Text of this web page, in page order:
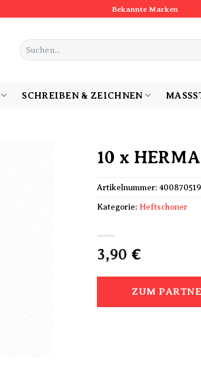
Bekannte Marken
Suchen
nach:
SCHREIBEN & ZEICHNEN
10 x
3,90 €
ZUM
Artikelnummer:
Kategorie: Heftschoner